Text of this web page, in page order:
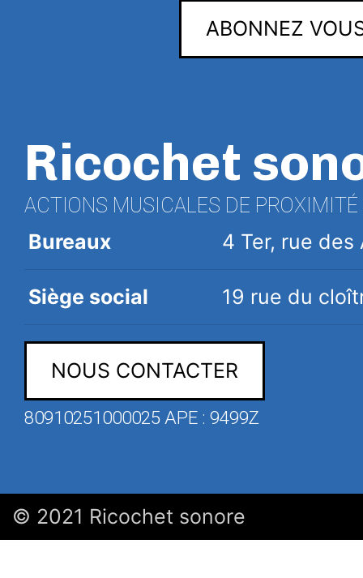
ABONNEZ
Ricochet
ACTIONS MUSICALES DE PROXIMITÉ
Bureaux 4 Ter, rue des
Siège social 19 rue du
NOUS CONTACTER
80910251000025 APE : 9499Z
© 2021 Ricochet sonore